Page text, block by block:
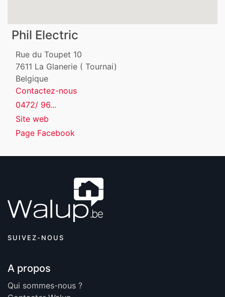
Phil Electric
Rue du Toupet 10
7611 La Glanerie ( Tournai)
Belgique
Contactez-nous
0472/ 96...
Site web
Page Facebook
SUIVEZ-NOUS
A propos
Qui sommes-nous ?